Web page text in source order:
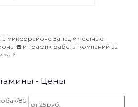
микрорайоне Запад ⭐️ Честные
☎️ и график работы компаний вы
⚡️
- Цены
80
от 25 руб.